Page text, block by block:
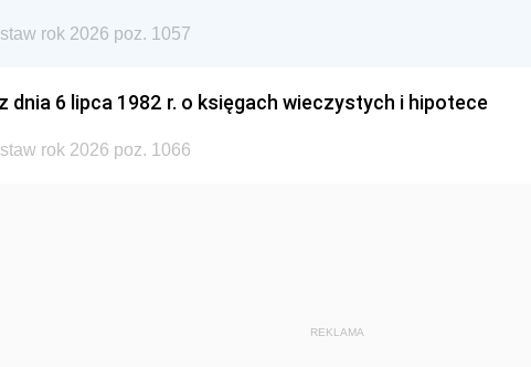
rok 2026 poz. 1057
dnia 6 lipca 1982 r. o księgach wieczystych i hipotece
rok 2026 poz. 1066
REKLAMA